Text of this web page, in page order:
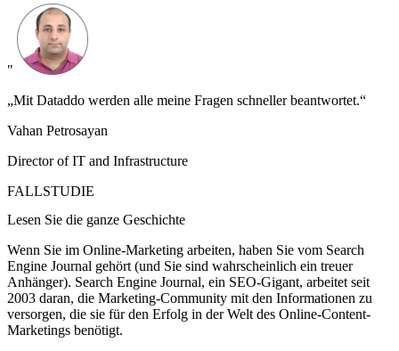
"
„Mit Dataddo werden alle meine Fragen schneller beantwortet.“
Vahan Petrosayan
Director of IT and Infrastructure
FALLSTUDIE
Lesen Sie die ganze Geschichte
Wenn Sie im Online-Marketing arbeiten, haben Sie vom Search
Engine Journal gehört (und Sie sind wahrscheinlich ein treuer
Anhänger). Search Engine Journal, ein SEO-Gigant, arbeitet seit
2003 daran, die Marketing-Community mit den Informationen zu
versorgen, die sie für den Erfolg in der Welt des Online-Content-
Marketings benötigt.